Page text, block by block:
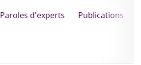
Paroles d'experts Publications